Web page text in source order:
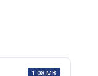
1.08 MB